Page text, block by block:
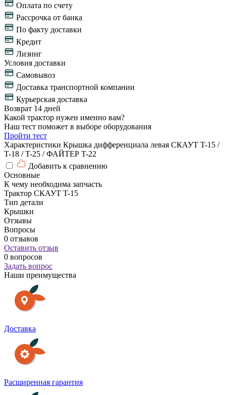
Оплата по счету
Рассрочка от банка
По факту доставки
Кредит
Лизинг
Условия доставки
Самовывоз
Доставка транспортной компании
Курьерская доставка
Возврат 14 дней
Какой трактор нужен именно вам?
Наш тест поможет в выборе оборудования
Пройти тест
Характеристики Крышка дифференциала левая СКАУТ T-15 /
T-18 / T-25 / ФАЙТЕР T-22
Добавить к сравнению
Основные
К чему необходима запчасть
Трактор СКАУТ T-15
Тип детали
Крышки
Отзывы
Вопросы
0 отзывов
Оставить отзыв
0 вопросов
Задать вопрос
Наши преимущества
Доставка
Расширенная гарантия